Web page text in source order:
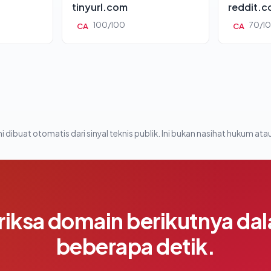
tinyurl.com
CA 100/100 CA 70/
dibuat otomatis dari sinyal teknis publik. Ini bukan nasihat hukum
domain berikutnya
beberapa detik.